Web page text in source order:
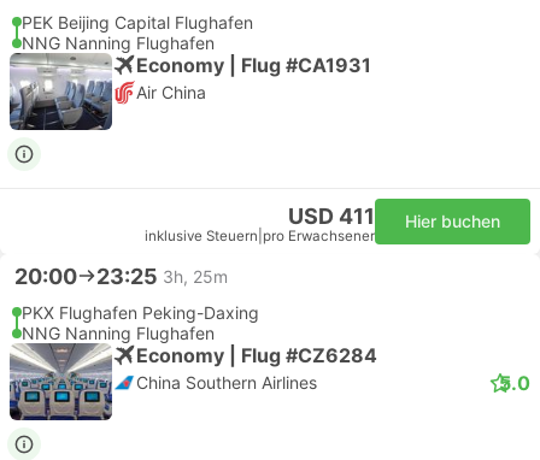
PEK Beijing Capital Flughafen
NNG Nanning Flughafen
Economy | Flug #CA1931
Air China
USD 411
inklusive Steuern pro Erwachsener
Hier buchen
20:00 23:25 3h, 25m
PKX Flughafen Peking-Daxing
NNG Nanning Flughafen
Economy | Flug #CZ6284
China Southern Airlines 5.0